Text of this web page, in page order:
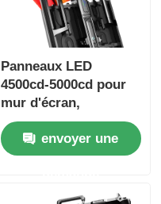
Panneaux LED
4500cd-5000cd pour
mur d'écran,
affichage numérique
pour la publicité
extérieure
envoyer une